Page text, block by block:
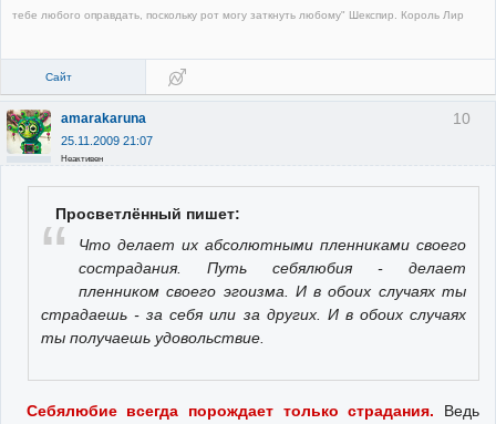
тебе любого оправдать, поскольку рот могу заткнуть любому" Шекспир. Король Лир
Сайт
10
amarakaruna
25.11.2009 21:07
Неактивен
Просветлённый пишет:
Что делает их абсолютными пленниками своего
сострадания. Путь себялюбия - делает
пленником своего эгоизма. И в обоих случаях ты
страдаешь - за себя или за других. И в обоих случаях
ты получаешь удовольствие.
Себялюбие всегда порождает только страдания. Ведь